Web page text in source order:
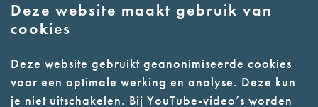
Deze website maakt gebruik van
cookies
Deze website gebruikt geanonimiseerde cookies
voor een optimale werking en analyse. Deze kun
je niet uitschakelen. Bij YouTube-video’s worden
E:info@nmkampvught.nl
- Parkeer in de vakken of in de